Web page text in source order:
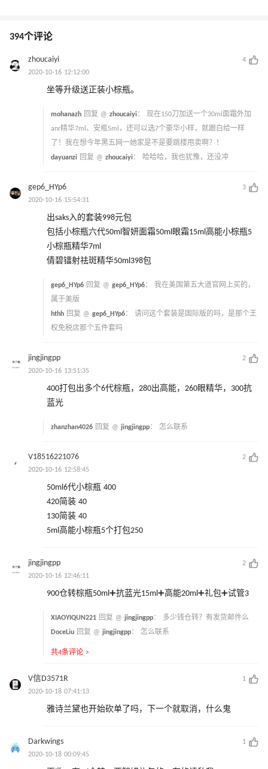
394个评论
zhoucaiyi
4
2020-10-16 12:12:00
坐等升级送正装小棕瓶。
mohanazh 回复 @ zhoucaiyi： 现在150刀加送一个30ml面霜外加
anr精华7ml、安瓶5ml，还可以选7个豪华小样，就跟白给一样
了！我在想今年黑五网一她家是不是要跳楼甩卖啊？！
dayuanzi 回复 @ zhoucaiyi： 哈哈哈，我也犹豫，还没冲
gep6_HYp6
3
2020-10-16 15:54:31
出saks入的套装998元包
包括小棕瓶六代50ml智妍面霜50ml眼霜15ml高能小棕瓶5
小棕瓶精华7ml
倩碧镭射祛斑精华50ml398包
gep6_HYp6 回复 @ gep6_HYp6： 我在美国第五大道官网上买的，
属于美版
hthh 回复 @ gep6_HYp6： 请问这个套装是国际版的吗，是那个王
权免税店那个五件套吗
jingjingpp
2
2020-10-16 13:51:35
400打包出多个6代棕瓶，280出高能，260眼精华，300抗
蓝光
zhanzhan4026 回复 @ jingjingpp： 怎么联系
V18516221076
2
2020-10-16 12:58:45
50ml6代小棕瓶 400
420简装 40
130简装 40
5ml高能小棕瓶5个打包250
jingjingpp
2
2020-10-16 12:46:11
900仓转棕瓶50ml➕抗蓝光15ml➕高能20ml➕礼包➕试管3
XIAOYIQUN221 回复 @ jingjingpp： 多少钱仓转？有发货邮件么
DoceLiu 回复 @ jingjingpp： 怎么联系
共4条评论 >
V信D3571R
1
2020-10-18 07:41:13
雅诗兰黛也开始砍单了吗，下一个就取消，什么鬼
Darkwings
1
2020-10-18 00:09:45